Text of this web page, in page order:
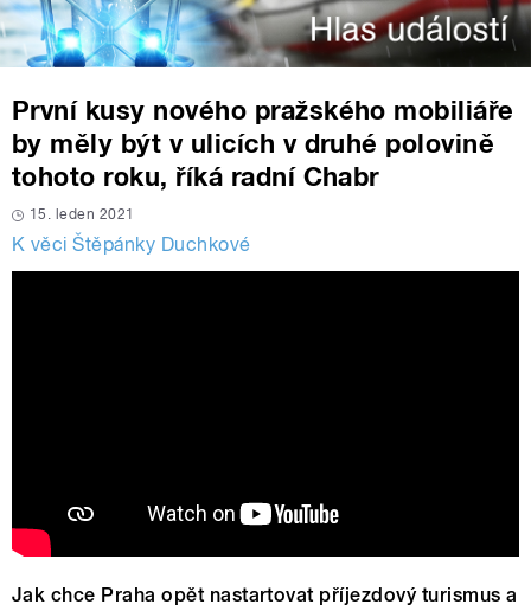
První kusy nového pražského mobiliáře
by měly být v ulicích v druhé polovině
tohoto roku, říká radní Chabr
15. leden 2021
K věci Štěpánky Duchkové
Jak chce Praha opět nastartovat příjezdový turismus a